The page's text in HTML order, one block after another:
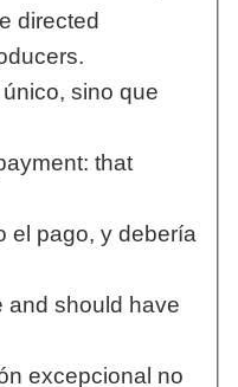
directed
sino que
that
el pago, y debería
and should have
excepcional no